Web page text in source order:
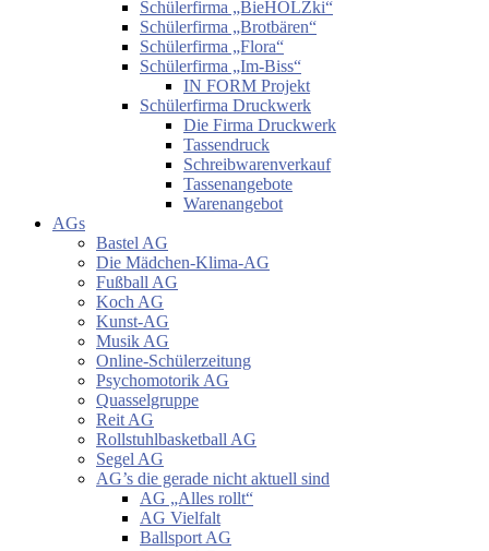
Schülerfirma „BieHOLZki“
Schülerfirma „Brotbären“
Schülerfirma „Flora“
Schülerfirma „Im-Biss“
IN FORM Projekt
Schülerfirma Druckwerk
Die Firma Druckwerk
Tassendruck
Schreibwarenverkauf
Tassenangebote
Warenangebot
AGs
Bastel AG
Die Mädchen-Klima-AG
Fußball AG
Koch AG
Kunst-AG
Musik AG
Online-Schülerzeitung
Psychomotorik AG
Quasselgruppe
Reit AG
Rollstuhlbasketball AG
Segel AG
AG’s die gerade nicht aktuell sind
AG „Alles rollt“
AG Vielfalt
Ballsport AG